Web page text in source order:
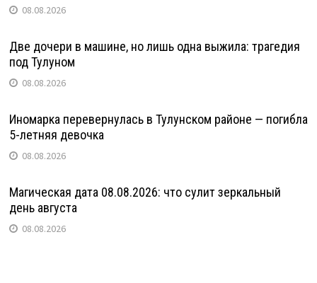
08.08.2026
Две дочери в машине, но лишь одна выжила: трагедия
под Тулуном
08.08.2026
Иномарка перевернулась в Тулунском районе — погибла
5-летняя девочка
08.08.2026
Магическая дата 08.08.2026: что сулит зеркальный
день августа
08.08.2026